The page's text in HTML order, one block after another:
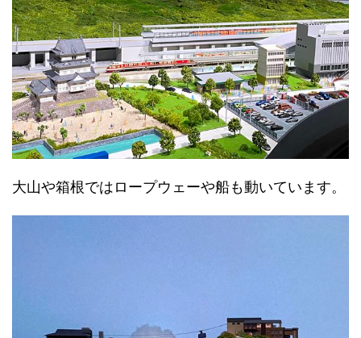
大山や箱根ではロープウェーや船も動いています。